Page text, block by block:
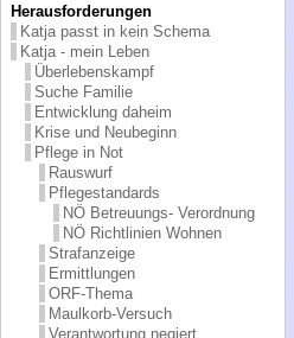
Herausforderungen
Katja passt in kein Schema
Katja - mein Leben
Überlebenskampf
Suche Familie
Entwicklung daheim
Krise und Neubeginn
Pflege in Not
Rauswurf
Pflegestandards
NÖ Betreuungs- Verordnung
NÖ Richtlinien Wohnen
Strafanzeige
Ermittlungen
ORF-Thema
Maulkorb-Versuch
Verantwortung negiert